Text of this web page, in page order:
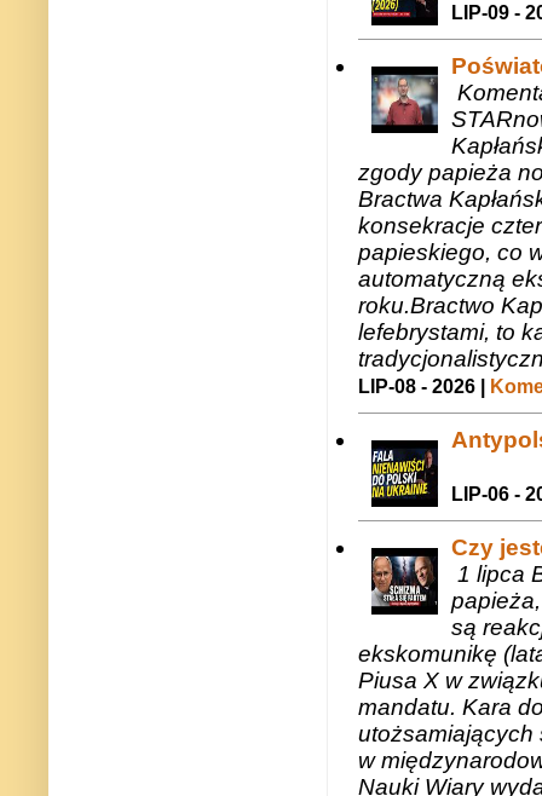
LIP-09 -
zgody papieża
Bractwa
konsekracje
papieskiego, co
automatyczną
roku.Bractwo
lefebrystami, to
LIP-08 - 2026 |
LIP-06 -
Czy
1 lipca
są
ekskomunikę
Piusa X w
mandatu. Kara
utożsamiających
w
Nauki Wiary